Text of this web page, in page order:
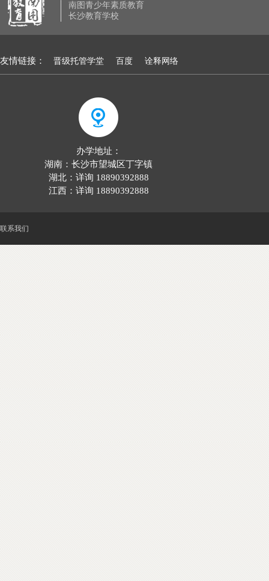
南图青少年素质教育
长沙教育学校
友情链接： 晋级托管学堂 百度 诠释网络
办学地址：
湖南：长沙市望城区丁字镇
湖北：详询 18890392888
江西：详询 18890392888
联系我们